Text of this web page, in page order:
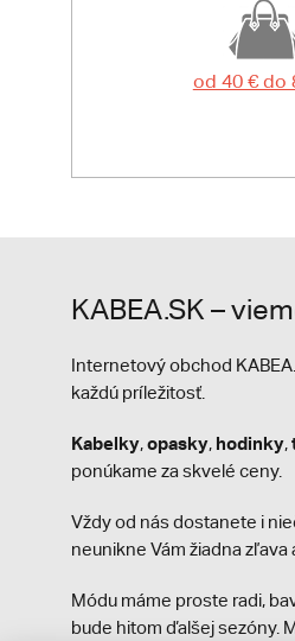
od 40 € do
KABEA.SK –
Internetový obchod
každú príležitosť.
Kabelky,opasky, hodinky,
ponúkame za skvelé ceny.
Vždy od nás dostanete i
neunikne Vám žiadna
Módu máme proste radi,
bude hitom ďalšej sezóny.